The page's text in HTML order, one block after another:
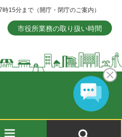
15分まで（開庁・閉庁のご案内）
市役所業務の取り扱い時間